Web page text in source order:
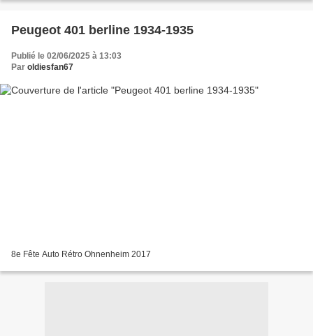
Peugeot 401 berline 1934-1935
Publié le 02/06/2025 à 13:03
Par oldiesfan67
8e Fête Auto Rétro Ohnenheim 2017